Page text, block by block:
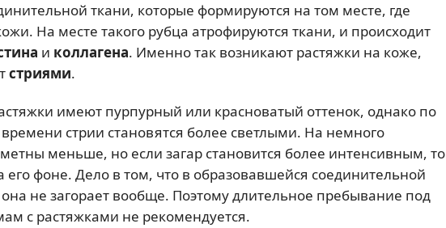
ткани, которые формируются на том месте, где
На месте такого рубца атрофируются ткани, и происходит
и коллагена. Именно так возникают растяжки на коже,
стриями.
имеют пурпурный или красноватый оттенок, однако по
стрии становятся более светлыми. На немного
меньше, но если загар становится более интенсивным, то
его фоне. Дело в том, что в образовавшейся соединительной
не загорает вообще. Поэтому длительное пребывание под
с растяжками не рекомендуется.